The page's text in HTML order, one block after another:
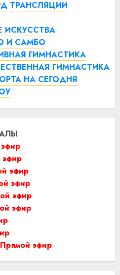
ТРАНСЛЯЦИИ
ИСКУССТВА
И САМБО
ГИМНАСТИКА
ГИМНАСТИКА
НА СЕГОДНЯ
эфир
эфир
эфир
эфир
эфир